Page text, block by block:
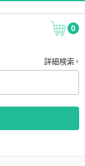
0
詳細検索